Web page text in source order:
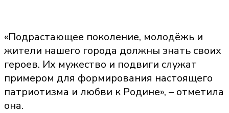
«Подрастающее поколение, молодёжь и
жители нашего города должны знать своих
героев. Их мужество и подвиги служат
примером для формирования настоящего
патриотизма и любви к Родине», – отметила
она.